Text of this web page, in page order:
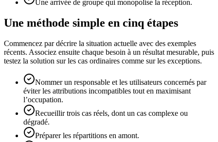
Une arrivée de groupe qui monopolise la réception.
Une méthode simple en cinq étapes
Commencez par décrire la situation actuelle avec des exemples
récents. Associez ensuite chaque besoin à un résultat mesurable, puis
testez la solution sur les cas ordinaires comme sur les exceptions.
Nommer un responsable et les utilisateurs concernés par
éviter les attributions incompatibles tout en maximisant
l’occupation.
Recueillir trois cas réels, dont un cas complexe ou
dégradé.
Préparer les répartitions en amont.